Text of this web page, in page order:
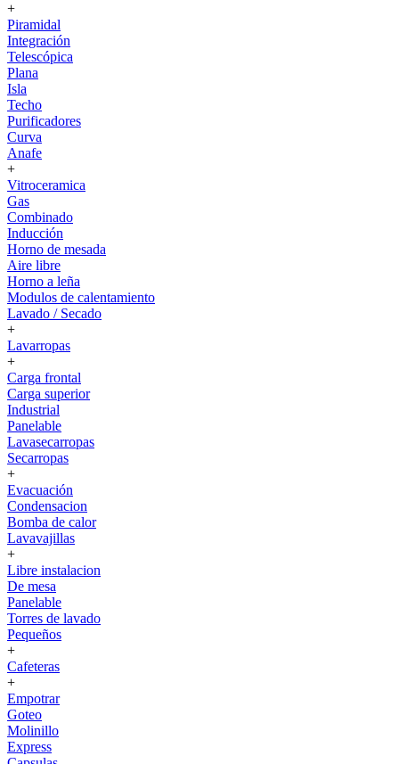
+
Piramidal
Integración
Telescópica
Plana
Isla
Techo
Purificadores
Curva
Anafe
+
Vitroceramica
Gas
Combinado
Inducción
Horno de mesada
Aire libre
Horno a leña
Modulos de calentamiento
Lavado / Secado
+
Lavarropas
+
Carga frontal
Carga superior
Industrial
Panelable
Lavasecarropas
Secarropas
+
Evacuación
Condensacion
Bomba de calor
Lavavajillas
+
Libre instalacion
De mesa
Panelable
Torres de lavado
Pequeños
+
Cafeteras
+
Empotrar
Goteo
Molinillo
Express